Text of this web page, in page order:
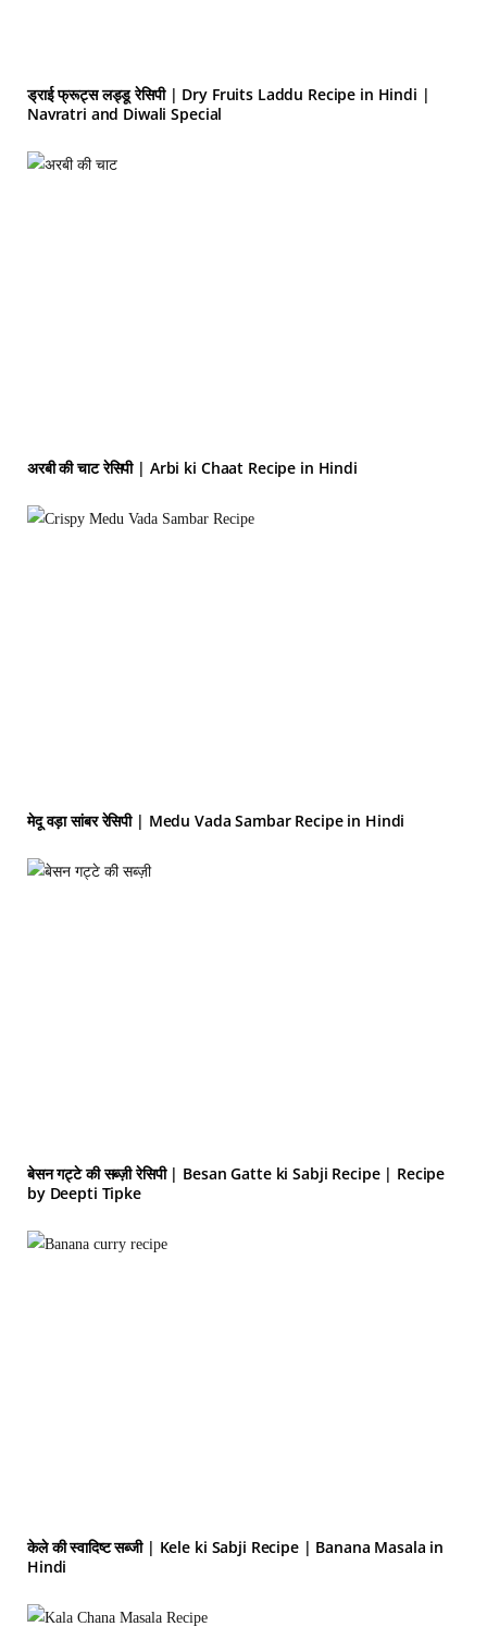
ड्राई फ्रूट्स लड्डू रेसिपी | Dry Fruits Laddu Recipe in Hindi |
Navratri and Diwali Special
अरबी की चाट रेसिपी | Arbi ki Chaat Recipe in Hindi
मेदू वड़ा सांबर रेसिपी | Medu Vada Sambar Recipe in Hindi
बेसन गट्टे की सब्ज़ी रेसिपी | Besan Gatte ki Sabji Recipe | Recipe
by Deepti Tipke
केले की स्वादिष्ट सब्जी | Kele ki Sabji Recipe | Banana Masala in
Hindi